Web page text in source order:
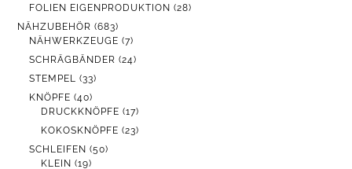
PRODUKTE
FOLIEN EIGENPRODUKTION 2828
NÄHZUBEHÖR 683683
PRODUKTE
NÄHWERKZEUGE 77
PRODUKTE
SCHRÄGBÄNDER 2424
STEMPEL 3333
KNÖPFE 4040
PRODUKTE
DRUCKKNÖPFE 1717
PRODUKTE
KOKOSKNÖPFE 2323
SCHLEIFEN 5050
KLEIN 1919